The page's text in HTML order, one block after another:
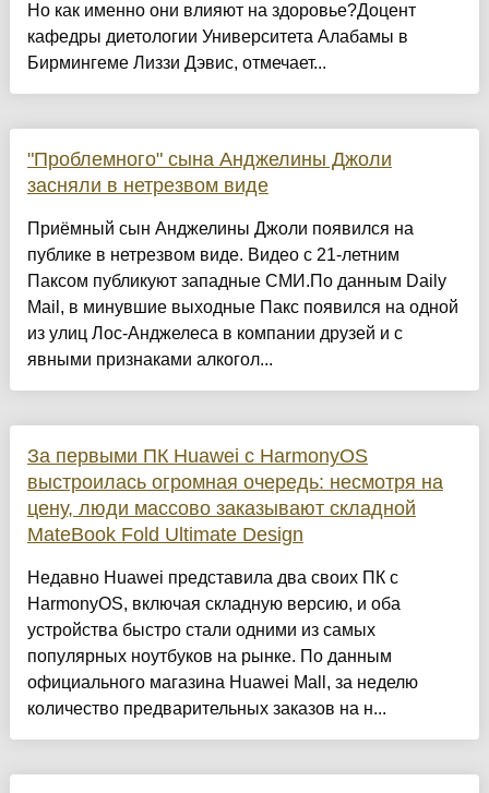
Но как именно они влияют на здоровье?Доцент
кафедры диетологии Университета Алабамы в
Бирмингеме Лиззи Дэвис, отмечает...
"Проблемного" сына Анджелины Джоли
засняли в нетрезвом виде
Приёмный сын Анджелины Джоли появился на
публике в нетрезвом виде. Видео с 21-летним
Паксом публикуют западные СМИ.По данным Daily
Mail, в минувшие выходные Пакс появился на одной
из улиц Лос-Анджелеса в компании друзей и с
явными признаками алкогол...
За первыми ПК Huawei с HarmonyOS
выстроилась огромная очередь: несмотря на
цену, люди массово заказывают складной
MateBook Fold Ultimate Design
Недавно Huawei представила два своих ПК с
HarmonyOS, включая складную версию, и оба
устройства быстро стали одними из самых
популярных ноутбуков на рынке. По данным
официального магазина Huawei Mall, за неделю
количество предварительных заказов на н...